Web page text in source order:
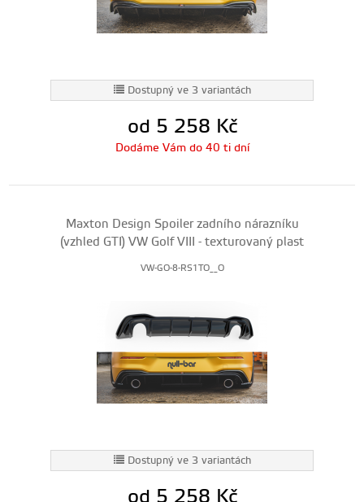
Dostupný ve 3 variantách
od 5 258 Kč
Dodáme Vám do 40 ti dní
Maxton Design Spoiler zadního nárazníku
(vzhled GTI) VW Golf VIII - texturovaný plast
VW-GO-8-RS1TO__O
Dostupný ve 3 variantách
od 5 258 Kč